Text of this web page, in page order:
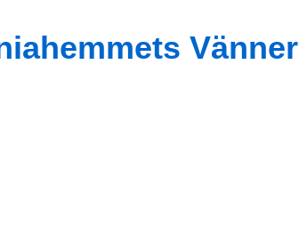
Vänner